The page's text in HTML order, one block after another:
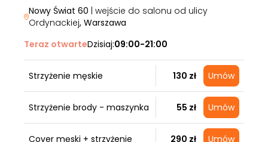
Nowy Świat 60 | wejście do salonu od ulicy
Ordynackiej, Warszawa
Teraz otwarteDzisiaj:09:00-21:00
Strzyżenie męskie 130 zł Umów
Strzyżenie brody - maszynka 55 zł Umów
Cover męski + strzyżenie 290 zł Umów